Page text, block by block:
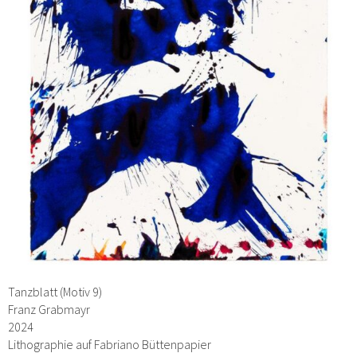
Tanzblatt (Motiv 9)
Franz Grabmayr
2024
Lithographie auf Fabriano Büttenpapier